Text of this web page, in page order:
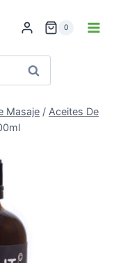
0
Buscar
Masaje / Aceites De